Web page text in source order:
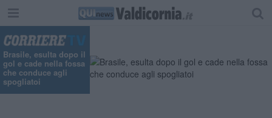
Brasile, esulta dopo il
gol e cade nella fossa
che conduce agli
spogliatoi